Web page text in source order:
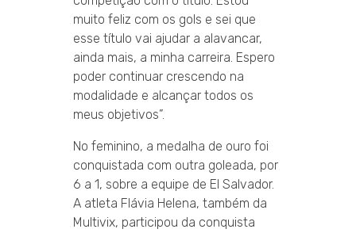
muito feliz com os gols e sei que
esse título vai ajudar a alavancar,
ainda mais, a minha carreira. Espero
poder continuar crescendo na
modalidade e alcançar todos os
meus objetivos”.
No feminino, a medalha de ouro foi
conquistada com outra goleada, por
6 a 1, sobre a equipe de El Salvador.
A atleta Flávia Helena, também da
Multivix, participou da conquista